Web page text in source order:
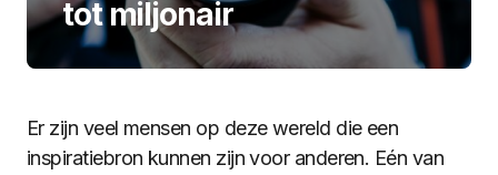
tot miljonair
Er zijn veel mensen op deze wereld die een
inspiratiebron kunnen zijn voor anderen. Eén van